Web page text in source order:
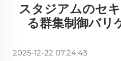
スタジアムのセ
る群集制御バリ
2025-12-22 07:24:43